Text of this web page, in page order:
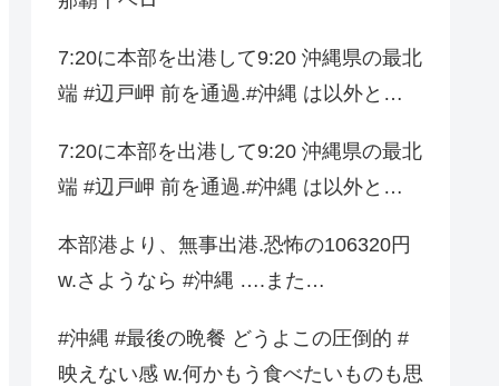
7:20に本部を出港して9:20 沖縄県の最北
端 #辺戸岬 前を通過.#沖縄 は以外と…
7:20に本部を出港して9:20 沖縄県の最北
端 #辺戸岬 前を通過.#沖縄 は以外と…
本部港より、無事出港.恐怖の106320円
w.さようなら #沖縄 ….また…
#沖縄 #最後の晩餐 どうよこの圧倒的 #
映えない感 w.何かもう食べたいものも思